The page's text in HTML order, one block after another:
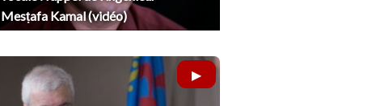
Mesṭafa Kamal (vidéo)